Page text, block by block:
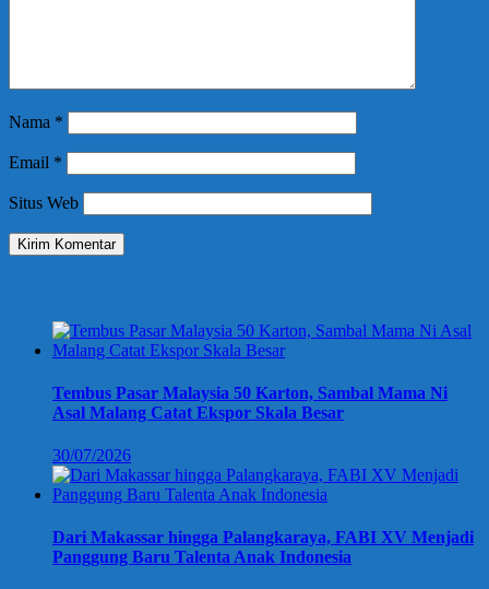
Nama *
Email *
Situs Web
Tembus Pasar Malaysia 50 Karton, Sambal Mama Ni
Asal Malang Catat Ekspor Skala Besar
30/07/2026
Dari Makassar hingga Palangkaraya, FABI XV Menjadi
Panggung Baru Talenta Anak Indonesia